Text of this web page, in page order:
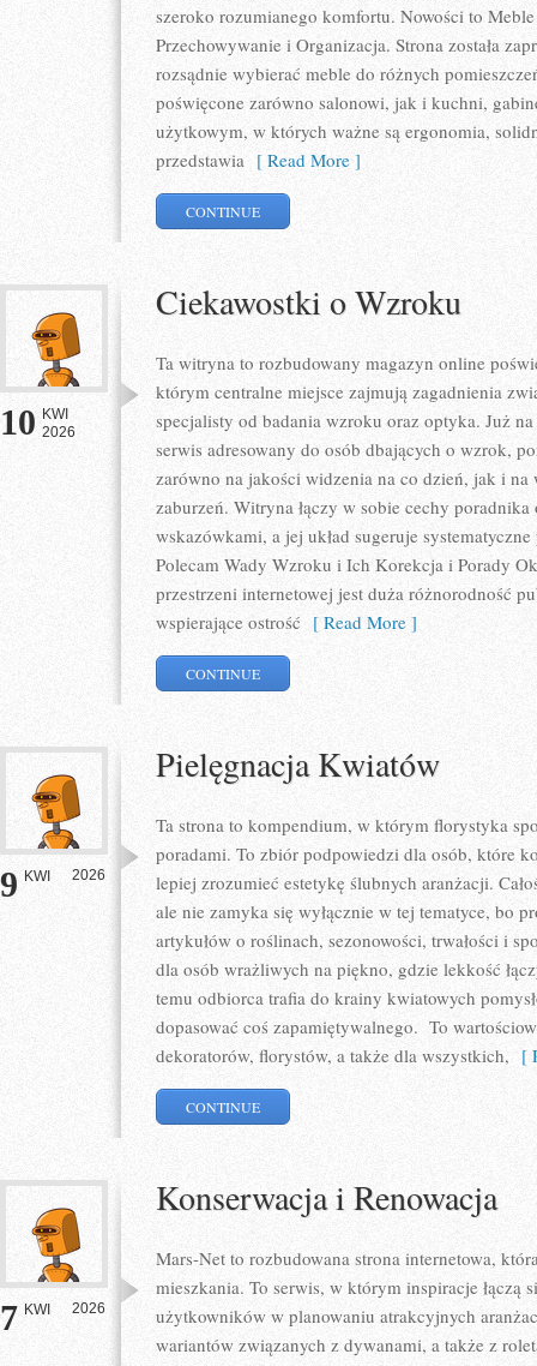
szeroko rozumianego komfortu. Nowości to
Przechowywanie i Organizacja. Strona została
rozsądnie wybierać meble do różnych
poświęcone zarówno salonowi, jak i kuchni,
użytkowym, w których ważne są ergonomia,
przedstawia [ Read More ]
CONTINUE
10 KWI
2026
Ciekawostki o Wzroku
Ta witryna to rozbudowany magazyn online
którym centralne miejsce zajmują zagadnienia
specjalisty od badania wzroku oraz optyka. Już
serwis adresowany do osób dbających o wzrok,
zarówno na jakości widzenia na co dzień, jak i
zaburzeń. Witryna łączy w sobie cechy
wskazówkami, a jej układ sugeruje
Polecam Wady Wzroku i Ich Korekcja i Porady
przestrzeni internetowej jest duża różnorodność
wspierające ostrość [ Read More ]
CONTINUE
9 KWI 2026
Pielęgnacja Kwiatów
Ta strona to kompendium, w którym florystyka
poradami. To zbiór podpowiedzi dla osób, które
lepiej zrozumieć estetykę ślubnych aranżacji.
ale nie zamyka się wyłącznie w tej tematyce, bo
artykułów o roślinach, sezonowości, trwałości i
dla osób wrażliwych na piękno, gdzie lekkość
temu odbiorca trafia do krainy kwiatowych
dopasować coś zapamiętywalnego. To
dekoratorów, florystów, a także dla wszystkich, [
CONTINUE
7 KWI 2026
Konserwacja i Renowacja
Mars-Net to rozbudowana strona internetowa,
mieszkania. To serwis, w którym inspiracje łączą
użytkowników w planowaniu atrakcyjnych
wariantów związanych z dywanami, a także z